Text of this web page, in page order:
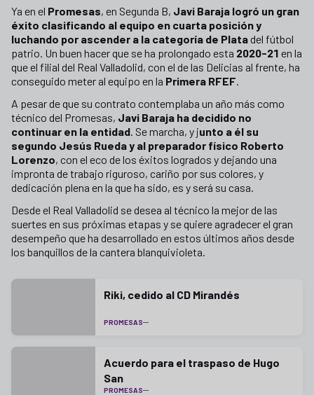
Ya en el Promesas, en Segunda B, Javi Baraja logró un gran
éxito clasificando al equipo en cuarta posición y
luchando por ascender a la categoría de Platadel fútbol
patrio. Un buen hacer que se ha prolongado esta 2020-21 en la
que el filial del Real Valladolid, con el de las Delicias al frente, ha
conseguido meter al equipo en la Primera RFEF.
A pesar de que su contrato contemplaba un año más como
técnico del Promesas, Javi Baraja ha decidido no
continuar en la entidad. Se marcha, y junto a él su
segundo Jesús Rueda y al preparador físico Roberto
Lorenzo, con el eco de los éxitos logrados y dejando una
impronta de trabajo riguroso, cariño por sus colores, y
dedicación plena en la que ha sido, es y será su casa.
Desde el Real Valladolid se desea al técnico la mejor de las
suertes en sus próximas etapas y se quiere agradecer el gran
desempeño que ha desarrollado en estos últimos años desde
los banquillos de la cantera blanquivioleta.
Riki, cedido al CD Mirandés
PROMESAS
Acuerdo para el traspaso de Hugo
San
PROMESAS